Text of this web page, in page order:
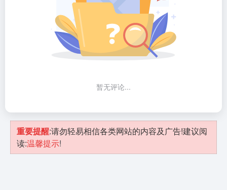
暂无评论...
重要提醒:请勿轻易相信各类网站的内容及广告!建议阅
读:温馨提示!